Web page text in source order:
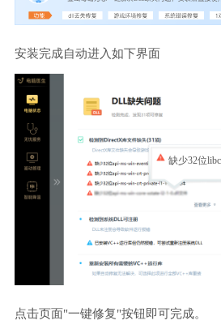
安装完成自动进入如下界面
缺少32位
点击页面"一键修复"按钮即可完成。